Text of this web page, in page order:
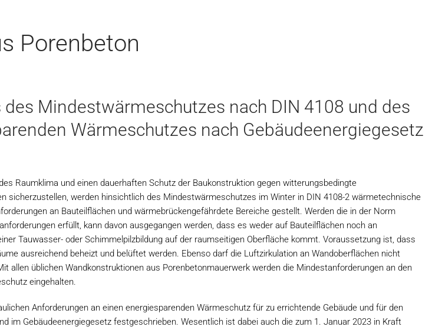
Porenbeton
des Mindestwärmeschutzes nach DIN 4108 und des
Wärmeschutzes nach Gebäudeenergiegesetz
Raumklima und einen dauerhaften Schutz der Baukonstruktion gegen witterungsbedingte
sicherzustellen, werden hinsichtlich des Mindestwärmeschutzes im Winter in DIN 4108-2 wärmetechnische
an Bauteilflächen und wärmebrückengefährdete Bereiche gestellt. Werden die in der Norm
erfüllt, kann davon ausgegangen werden, dass es weder auf Bauteilflächen noch an
Tauwasser- oder Schimmelpilzbildung auf der raumseitigen Oberfläche kommt. Voraussetzung ist, dass
ausreichend beheizt und belüftet werden. Ebenso darf die Luftzirkulation an Wandoberflächen nicht
allen üblichen Wandkonstruktionen aus Porenbetonmauerwerk werden die Mindestanforderungen an den
eingehalten.
Anforderungen an einen energiesparenden Wärmeschutz für zu errichtende Gebäude und für den
im Gebäudeenergiegesetz festgeschrieben. Wesentlich ist dabei auch die zum 1. Januar 2023 in Kraft